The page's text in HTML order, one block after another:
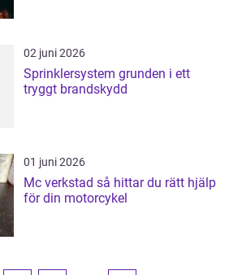
02 juni 2026
Sprinklersystem grunden i ett
tryggt brandskydd
01 juni 2026
Mc verkstad så hittar du rätt hjälp
för din motorcykel